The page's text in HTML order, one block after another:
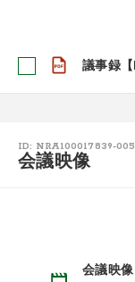
議事録【
ID: NRA100017839-005
会議映像
会議映